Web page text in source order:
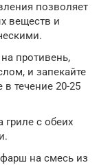
позволяет
веществ и
противень,
и запекайте
в течение 20-25
гриле с обеих
на смесь из